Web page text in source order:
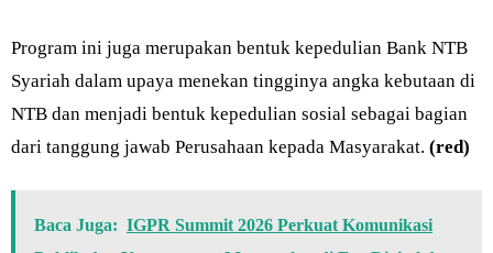
Program ini juga merupakan bentuk kepedulian Bank NTB
Syariah dalam upaya menekan tingginya angka kebutaan di
NTB dan menjadi bentuk kepedulian sosial sebagai bagian
dari tanggung jawab Perusahaan kepada Masyarakat. (red)
Baca Juga: IGPR Summit 2026 Perkuat Komunikasi